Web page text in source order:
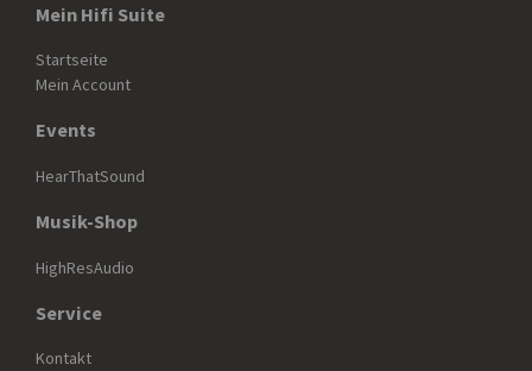
Mein Hifi Suite
Startseite
Mein Account
Events
HearThatSound
Musik-Shop
HighResAudio
Service
Kontakt